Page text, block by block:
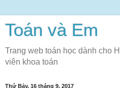
Toán và Em
Trang web toán học dành cho
viên khoa toán
Thứ Bảy, 16 tháng 9, 2017